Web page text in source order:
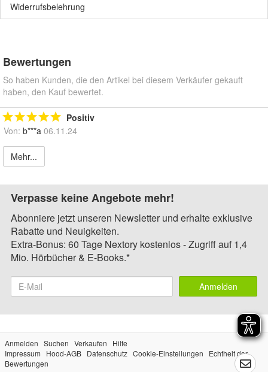
Widerrufsbelehrung
Bewertungen
So haben Kunden, die den Artikel bei diesem Verkäufer gekauft
haben, den Kauf bewertet.
Positiv
Von: b***a 06.11.24
Mehr...
Verpasse keine Angebote mehr!
Abonniere jetzt unseren Newsletter und erhalte exklusive
Rabatte und Neuigkeiten.
Extra-Bonus: 60 Tage Nextory kostenlos - Zugriff auf 1,4
Mio. Hörbücher & E-Books.*
Anmelden
Anmelden Suchen Verkaufen
Hilfe
Impressum
Hood-AGB Datenschutz Cookie-Einstellungen
Echtheit der
Bewertungen